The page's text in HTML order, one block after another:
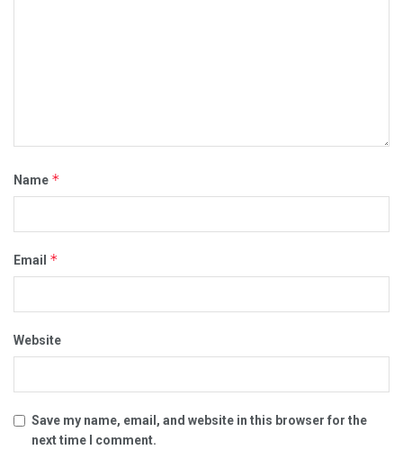
Name *
Email *
Website
Save my name, email, and website in this browser for the
next time I comment.